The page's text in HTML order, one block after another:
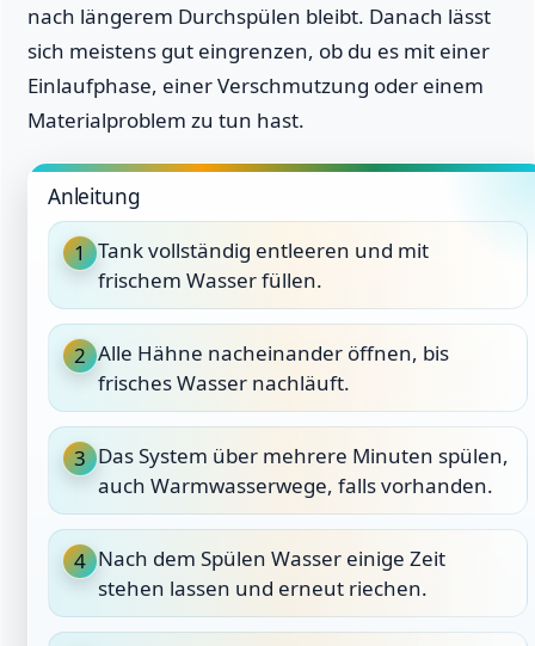
nach längerem Durchspülen bleibt. Danach lässt
sich meistens gut eingrenzen, ob du es mit einer
Einlaufphase, einer Verschmutzung oder einem
Materialproblem zu tun hast.
Anleitung
1 Tank vollständig entleeren und mit
frischem Wasser füllen.
2 Alle Hähne nacheinander öffnen, bis
frisches Wasser nachläuft.
3 Das System über mehrere Minuten spülen,
auch Warmwasserwege, falls vorhanden.
4 Nach dem Spülen Wasser einige Zeit
stehen lassen und erneut riechen.